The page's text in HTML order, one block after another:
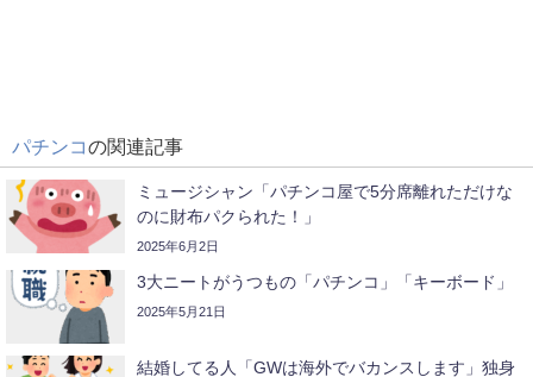
パチンコの関連記事
ミュージシャン「パチンコ屋で5分席離れただけな
のに財布パクられた！」
2025年6月2日
3大ニートがうつもの「パチンコ」「キーボード」
2025年5月21日
結婚してる人「GWは海外でバカンスします」独身